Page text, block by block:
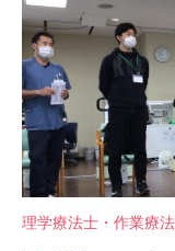
理学療法士・作業療